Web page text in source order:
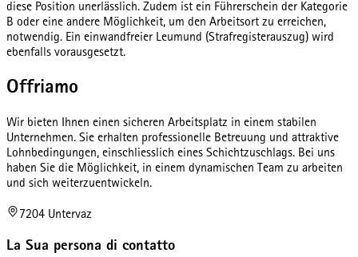
diese Position unerlässlich. Zudem ist ein Führerschein der Kategorie
B oder eine andere Möglichkeit, um den Arbeitsort zu erreichen,
notwendig. Ein einwandfreier Leumund (Strafregisterauszug) wird
ebenfalls vorausgesetzt.
Offriamo
Wir bieten Ihnen einen sicheren Arbeitsplatz in einem stabilen
Unternehmen. Sie erhalten professionelle Betreuung und attraktive
Lohnbedingungen, einschliesslich eines Schichtzuschlags. Bei uns
haben Sie die Möglichkeit, in einem dynamischen Team zu arbeiten
und sich weiterzuentwickeln.
7204 Untervaz
La Sua persona di contatto